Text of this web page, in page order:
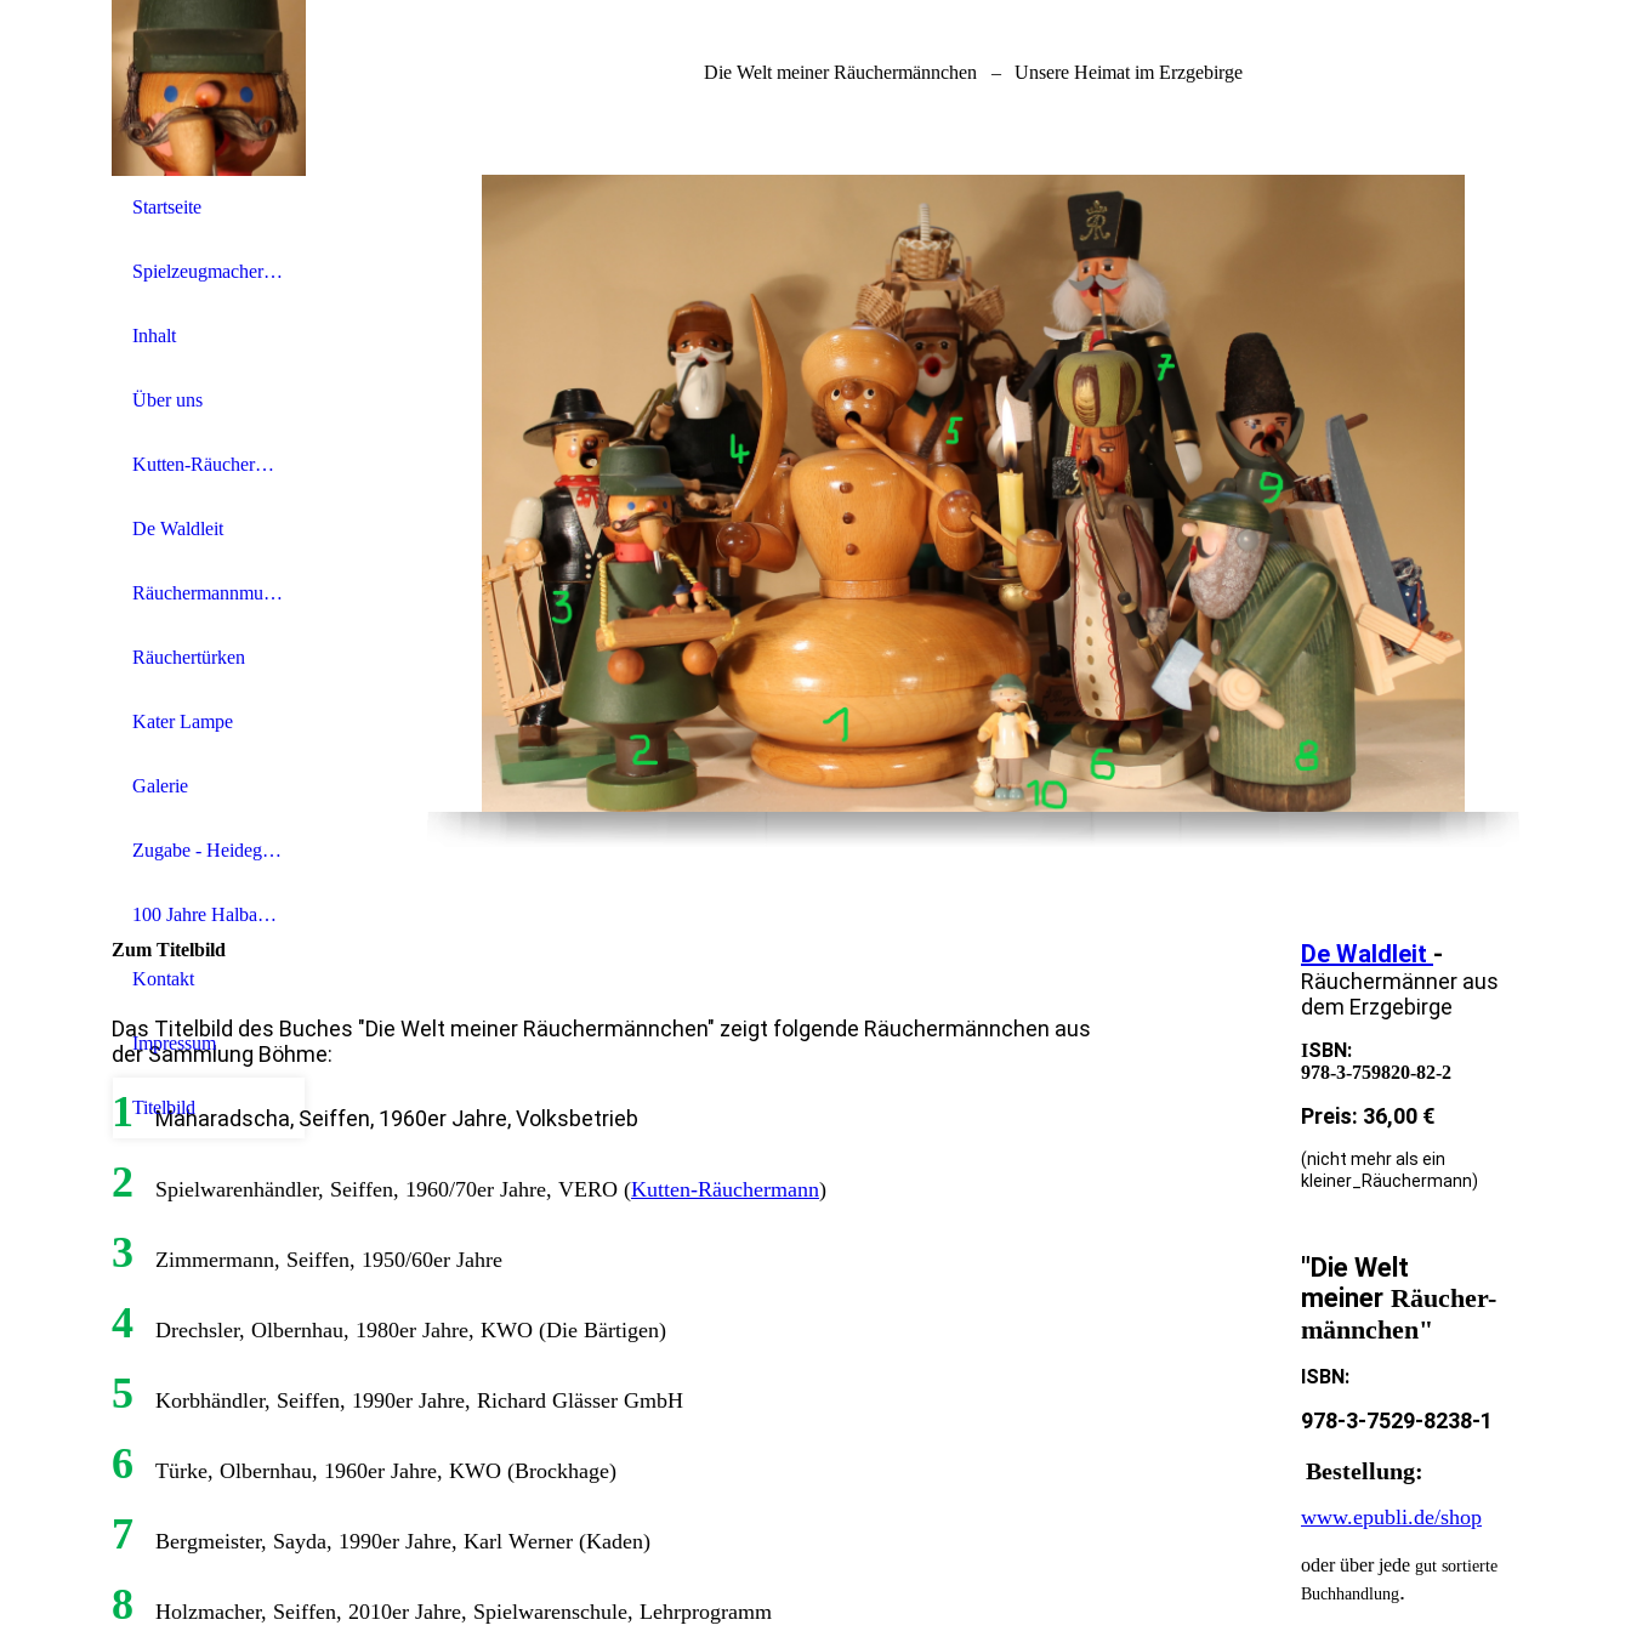
Die Welt meiner Räuchermännchen – Unsere Heimat im Erzgebirge
Startseite
Spielzeugmacher-Genossenschaften im Schwartenberggebiet
Inhalt
Über uns
Kutten-Räuchermänner
De Waldleit
Räuchermannmuseum Röblitz
Räuchertürken
Kater Lampe
Galerie
Zugabe - Heidegraben
100 Jahre Halbautomat
Kontakt
Impressum
Titelbild
Zum Titelbild
Das Titelbild des Buches "Die Welt meiner Räuchermännchen" zeigt folgende Räuchermännchen aus
der Sammlung Böhme:
1Maharadscha, Seiffen, 1960er Jahre, Volksbetrieb
2 Spielwarenhändler, Seiffen, 1960/70er Jahre, VERO (Kutten-Räuchermann)
3 Zimmermann, Seiffen, 1950/60er Jahre
4 Drechsler, Olbernhau, 1980er Jahre, KWO (Die Bärtigen)
5 Korbhändler, Seiffen, 1990er Jahre, Richard Glässer GmbH
6 Türke, Olbernhau, 1960er Jahre, KWO (Brockhage)
7 Bergmeister, Sayda, 1990er Jahre, Karl Werner (Kaden)
8 Holzmacher, Seiffen, 2010er Jahre, Spielwarenschule, Lehrprogramm
De Waldleit -
Räuchermänner aus
dem Erzgebirge
ISBN:
978-3-759820-82-2
Preis: 36,00 €
(nicht mehr als ein
kleiner_Räuchermann)
"Die Welt
meiner Räucher-
männchen"
ISBN:
978-3-7529-8238-1
Bestellung:
www.epubli.de/shop
oder über jede gut sortierte
Buchhandlung.